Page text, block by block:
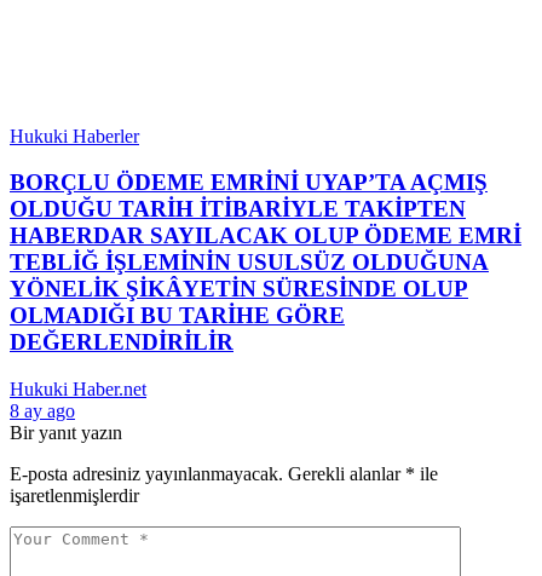
Hukuki Haberler
BORÇLU ÖDEME EMRİNİ UYAP’TA AÇMIŞ
OLDUĞU TARİH İTİBARİYLE TAKİPTEN
HABERDAR SAYILACAK OLUP ÖDEME EMRİ
TEBLİĞ İŞLEMİNİN USULSÜZ OLDUĞUNA
YÖNELİK ŞİKÂYETİN SÜRESİNDE OLUP
OLMADIĞI BU TARİHE GÖRE
DEĞERLENDİRİLİR
Hukuki Haber.net
8 ay ago
Bir yanıt yazın
E-posta adresiniz yayınlanmayacak. Gerekli alanlar * ile
işaretlenmişlerdir